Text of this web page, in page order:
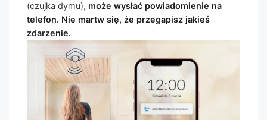
(czujka dymu), może wysłać powiadomienie na
telefon. Nie martw się, że przegapisz jakieś
zdarzenie.